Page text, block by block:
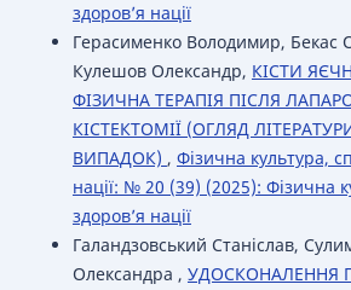
здоров’я нації
Герасименко Володимир, Бекас
Кулешов Олександр, КІСТИ
ФІЗИЧНА ТЕРАПІЯ ПІСЛЯ
КІСТЕКТОМІЇ (ОГЛЯД
ВИПАДОК) , Фізична культура,
нації: № 20 (39) (2025): Фізична
здоров’я нації
Галандзовський Станіслав,
Олександра , УДОСКОНАЛЕННЯ